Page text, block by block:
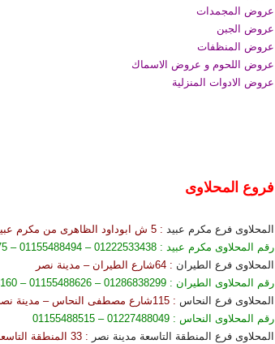
عروض المجمدات
عروض الجبن
عروض المنظفات
عروض اللحوم و عروض الاسماك
عروض الادوات المنزلية
فروع المحلاوى
المحلاوى فرع مكرم عبيد : 5 ش ابوداود الظاهرى من مكرم عبيد
رقم المحلاوى مكرم عبيد : 01222533438 – 01155488494 – 01097865175
المحلاوى فرع الطيران : 64شارع الطيران – مدينة نصر
رقم المحلاوى الطيران : 01286838299 – 01155488626 – 01097864160
المحلاوى فرع النحاس : 115شارع مصطفى النحاس – مدينة نصر
رقم المحلاوى النحاس : 01227488049 – 01155488515
المحلاوى فرع المنطقة التاسعة مدينة نصر : 33 المنطقة التاسعة – اخر مصطفى النحاس – مدينة نصر